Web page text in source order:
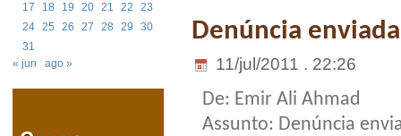
17
18 19 20 21 22
23
24 25 26 27 28 29
30
31
« jun
ago »
Denúncia enviada
11/jul/2011 . 22:26
De: Emir Ali Ahmad
Assunto: Denúncia